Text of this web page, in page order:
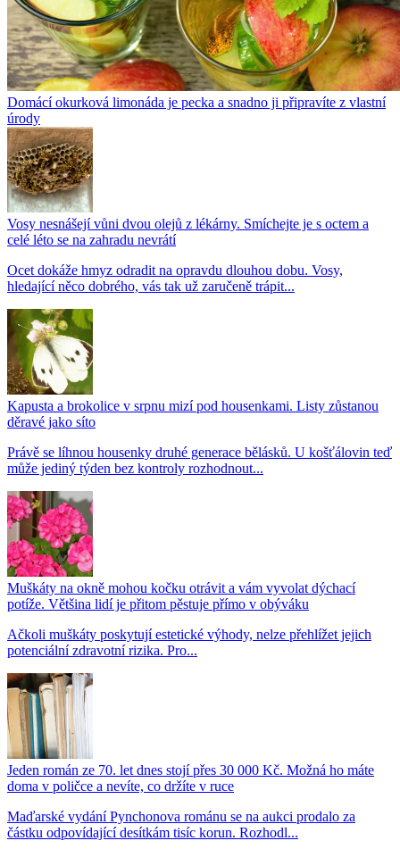
Domácí okurková limonáda je pecka a snadno ji připravíte z vlastní
úrody
Vosy nesnášejí vůni dvou olejů z lékárny. Smíchejte je s octem a
celé léto se na zahradu nevrátí
Ocet dokáže hmyz odradit na opravdu dlouhou dobu. Vosy,
hledající něco dobrého, vás tak už zaručeně trápit...
Kapusta a brokolice v srpnu mizí pod housenkami. Listy zůstanou
děravé jako síto
Právě se líhnou housenky druhé generace bělásků. U košťálovin teď
může jediný týden bez kontroly rozhodnout...
Muškáty na okně mohou kočku otrávit a vám vyvolat dýchací
potíže. Většina lidí je přitom pěstuje přímo v obýváku
Ačkoli muškáty poskytují estetické výhody, nelze přehlížet jejich
potenciální zdravotní rizika. Pro...
Jeden román ze 70. let dnes stojí přes 30 000 Kč. Možná ho máte
doma v poličce a nevíte, co držíte v ruce
Maďarské vydání Pynchonova románu se na aukci prodalo za
částku odpovídající desítkám tisíc korun. Rozhodl...